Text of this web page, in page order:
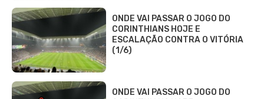
ONDE VAI PASSAR O JOGO DO
CORINTHIANS HOJE E
ESCALAÇÃO CONTRA O VITÓRIA
(1/6)
ONDE VAI PASSAR O JOGO DO